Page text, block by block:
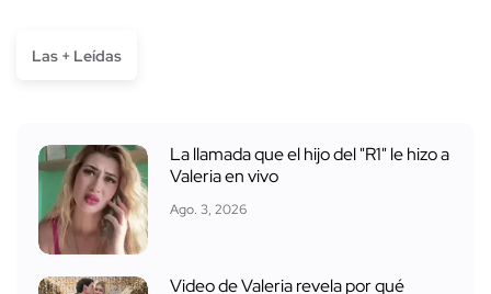
Las + Leídas
La llamada que el hijo del "R1" le hizo a
Valeria en vivo
Ago. 3, 2026
Video de Valeria revela por qué